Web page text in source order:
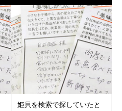
姫貝を検索で探していたと